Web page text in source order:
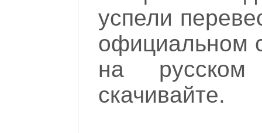
успели
официальном
на
скачивайте.